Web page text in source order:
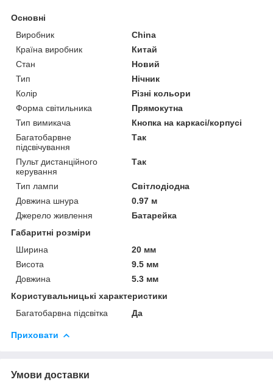
Основні
Виробник
China
Країна виробник
Китай
Стан
Новий
Тип
Нічник
Колір
Різні кольори
Форма світильника
Прямокутна
Тип вимикача
Кнопка на каркасі/корпусі
Багатобарвне
підсвічування
Так
Пульт дистанційного
керування
Так
Тип лампи
Світлодіодна
Довжина шнура
0.97 м
Джерело живлення
Батарейка
Габаритні розміри
Ширина
20 мм
Висота
9.5 мм
Довжина
5.3 мм
Користувальницькі характеристики
Багатобарвна підсвітка
Да
Приховати
Умови доставки